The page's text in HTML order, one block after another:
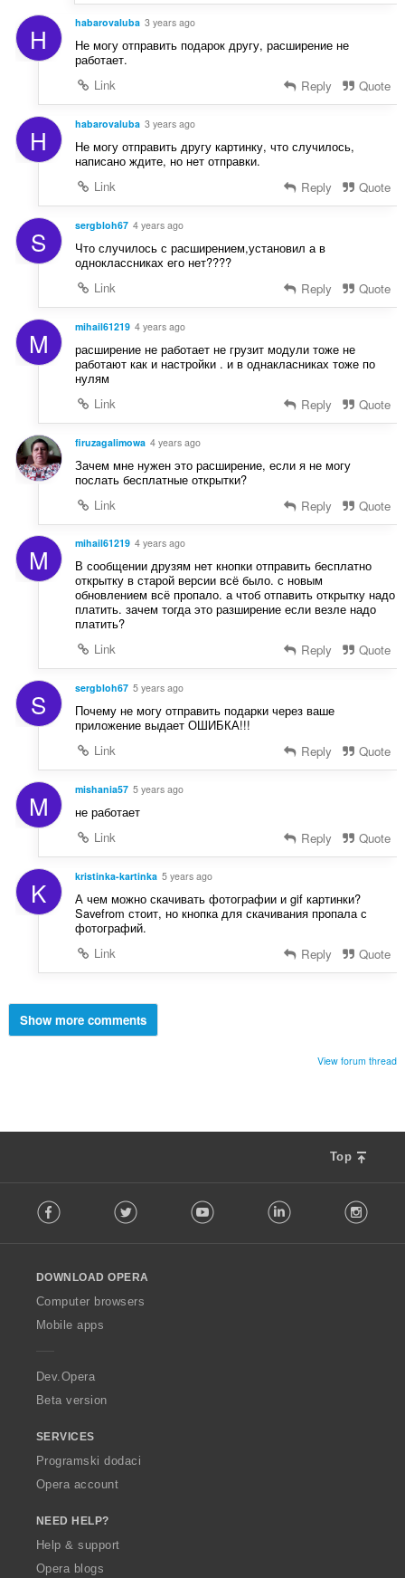
H habarovaluba 3 years ago
Не могу отправить подарок другу, расширение не
работает.
Link
Reply Quote
H habarovaluba 3 years ago
Не могу отправить другу картинку, что случилось,
написано ждите, но нет отправки.
Link
Reply Quote
S sergbloh67 4 years ago
Что случилось с расширением,установил а в
одноклассниках его нет????
Link
Reply Quote
M mihail61219 4 years ago
расширение не работает не грузит модули тоже не
работают как и настройки . и в однакласниках тоже по
нулям
Link
Reply Quote
firuzagalimowa 4 years ago
Зачем мне нужен это расширение, если я не могу
послать бесплатные открытки?
Link
Reply Quote
M mihail61219 4 years ago
В сообщении друзям нет кнопки отправить бесплатно
открытку в старой версии всё было. с новым
обновлением всё пропало. а чтоб отпавить открытку надо
платить. зачем тогда это разширение если везле надо
платить?
Link
Reply Quote
S sergbloh67 5 years ago
Почему не могу отправить подарки через ваше
приложение выдает ОШИБКА!!!
Link
Reply Quote
M mishania57 5 years ago
не работает
Link
Reply Quote
K kristinka-kartinka 5 years ago
А чем можно скачивать фотографии и gif картинки?
Savefrom стоит, но кнопка для скачивания пропала с
фотографий.
Link
Reply Quote
Show more comments
View forum thread
Top
o
w
O
p
a
Facebook Twitter Youtube LinkedIn
DOWNLOAD OPERA
Computer browsers
Mobile apps
Dev.Opera
Beta version
SERVICES
Programski dodaci
Opera account
NEED HELP?
Help & support
Opera blogs